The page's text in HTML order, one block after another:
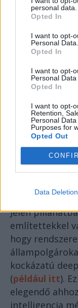
personal data.
Opted In
I want to opt-
Personal Data.
Opted In
I want to opt-
Personal Data
Opted In
I want to opt-
Retention,
Personal
Purposes for
Opted Out
Data Deletion
középiskolai
Școala de
kongresszus
valamint a
A kongresszus
nyújthatnak
Citizenship
(Digitális
amely
tanácsadást
Jelen
említettekkel
hogy
kockázatú
(például itt).
elegendő
intelligencia